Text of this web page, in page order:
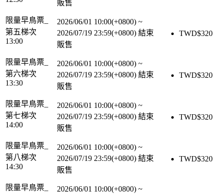
販售
限量早鳥票_
第五梯次
13:00
2026/06/01 10:00(+0800) ~
2026/07/19 23:59(+0800) 結束
販售
TWD$320
限量早鳥票_
第六梯次
13:30
2026/06/01 10:00(+0800) ~
2026/07/19 23:59(+0800) 結束
販售
TWD$320
限量早鳥票_
第七梯次
14:00
2026/06/01 10:00(+0800) ~
2026/07/19 23:59(+0800) 結束
販售
TWD$320
限量早鳥票_
第八梯次
14:30
2026/06/01 10:00(+0800) ~
2026/07/19 23:59(+0800) 結束
販售
TWD$320
限量早鳥票_
2026/06/01 10:00(+0800) ~